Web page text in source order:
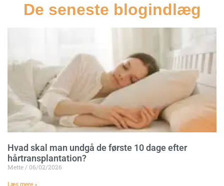
De seneste blogindlæg
Hvad skal man undgå de første 10 dage efter
hårtransplantation?
Mette 06/02/2026